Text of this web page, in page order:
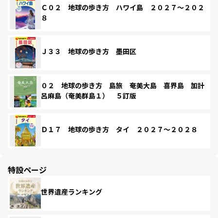
Ｃ０２ 地球の歩き方 ハワイ島 ２０２７～２０２
８
Ｊ３３ 地球の歩き方 墨田区
０２ 地球の歩き方 島旅 奄美大島 喜界島 加計
呂麻島（奄美群島１） ５訂版
Ｄ１７ 地球の歩き方 タイ ２０２７～２０２８
特設ページ
世界遺産ランキング